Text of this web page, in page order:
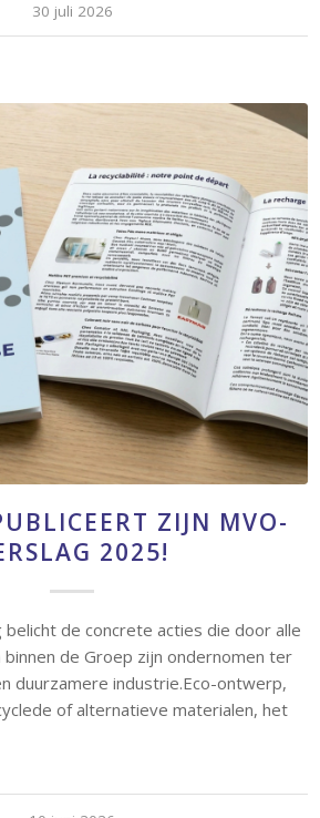
30 juli 2026
ZIJN MVO-
2025!
de concrete acties die door alle
de Groep zijn ondernomen ter
duurzamere industrie.Eco-ontwerp,
of alternatieve materialen, het